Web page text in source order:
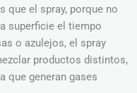
que el spray, porque no
superficie el tiempo
o azulejos, el spray
productos distintos,
que generan gases